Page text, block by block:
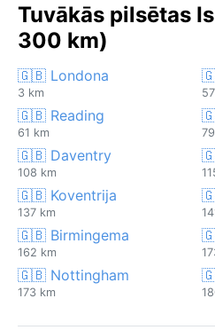
Tuvākās pilsētas
300 km)
🇬🇧 Londona
3 km
🇬🇧 Reading
61 km
🇬🇧 Daventry
108 km
🇬🇧 Koventrija
137 km
🇬🇧 Birmingema
162 km
🇬🇧 Nottingham
173 km